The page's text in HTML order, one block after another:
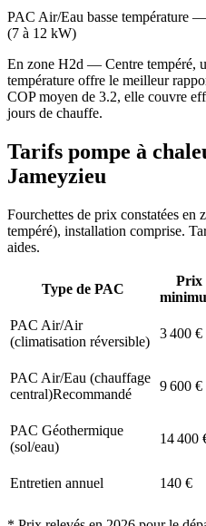
PAC Air/Eau basse température —
(7 à 12 kW)
En zone H2d — Centre tempéré,
température offre le meilleur
COP moyen de 3.2, elle couvre
jours de chauffe.
Tarifs pompe à
Jameyzieu
Fourchettes de prix constatées en
tempéré), installation comprise.
aides.
Type de PAC
Prix
PAC Air/Air
(climatisation réversible)
3 400 €
PAC Air/Eau (chauffage
central)Recommandé
9 600 €
PAC Géothermique
(sol/eau)
14 400
Entretien annuel
140 €